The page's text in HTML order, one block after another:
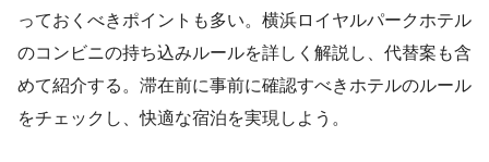
っておくべきポイントも多い。横浜ロイヤルパークホテル
のコンビニの持ち込みルールを詳しく解説し、代替案も含
めて紹介する。滞在前に事前に確認すべきホテルのルール
をチェックし、快適な宿泊を実現しよう。